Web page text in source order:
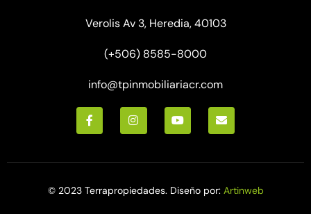
Verolis Av 3, Heredia, 40103
(+506) 8585-8000
info@tpinmobiliariacr.com
© 2023 Terrapropiedades. Diseño por: Artinweb